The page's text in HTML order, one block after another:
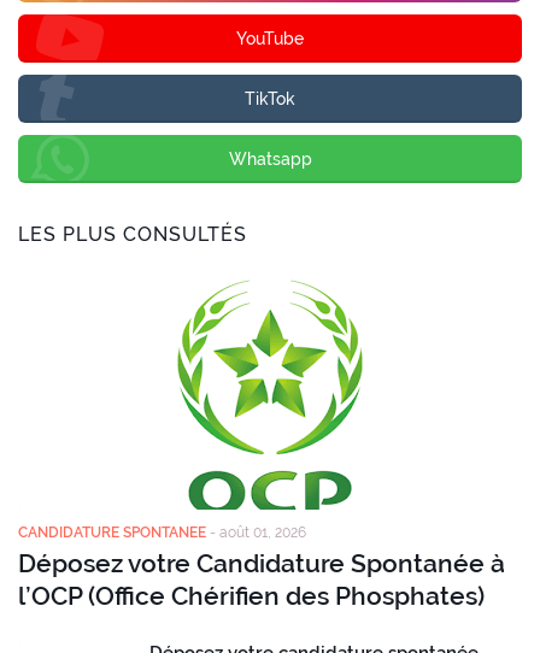
YouTube
TikTok
Whatsapp
LES PLUS CONSULTÉS
CANDIDATURE SPONTANEE - août 01, 2026
Déposez votre Candidature Spontanée à
l’OCP (Office Chérifien des Phosphates)